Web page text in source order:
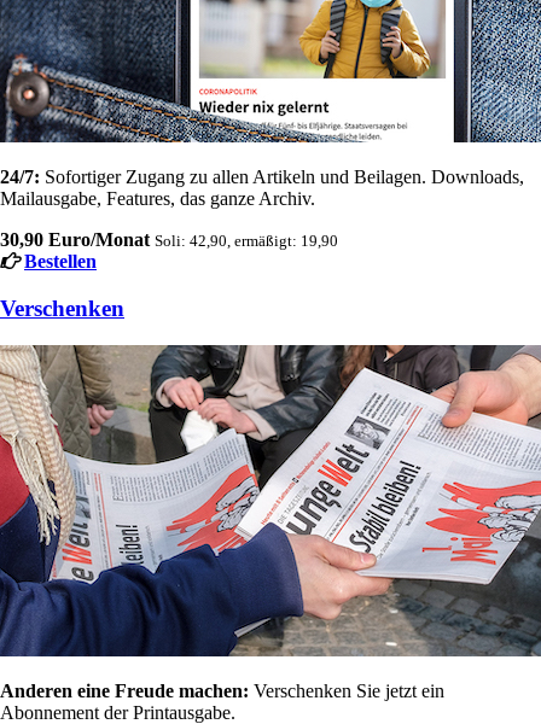
24/7: Sofortiger Zugang zu allen Artikeln und Beilagen. Downloads,
Mailausgabe, Features, das ganze Archiv.
30,90 Euro/Monat Soli: 42,90, ermäßigt: 19,90
Bestellen
Verschenken
Anderen eine Freude machen: Verschenken Sie jetzt ein
Abonnement der Printausgabe.